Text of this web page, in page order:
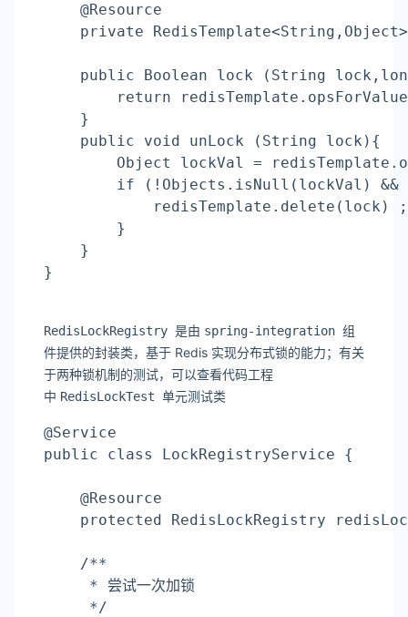
@Resource
private RedisTemplate<String,Object>
public Boolean lock (String
return
}
public void unLock (String lock){
Object lockVal =
if (!Objects.isNull(lockVal)
redisTemplate.delete(lock) ;
}
}
}
RedisLockRegistry 是由 spring-integration 组
件提供的封装类，基于 Redis 实现分布式锁的能力；有关
于两种锁机制的测试，可以查看代码工程
中 RedisLockTest 单元测试类
@Service
public class LockRegistryService {
@Resource
protected RedisLockRegistry
/**
* 尝试一次加锁
*/